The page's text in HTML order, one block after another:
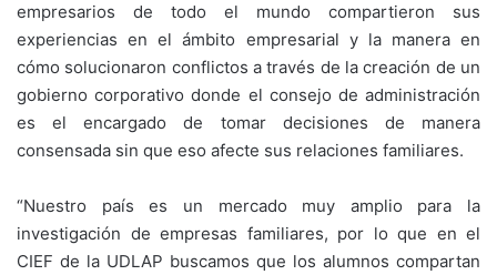
empresarios de todo el mundo compartieron sus
experiencias en el ámbito empresarial y la manera en
cómo solucionaron conflictos a través de la creación de un
gobierno corporativo donde el consejo de administración
es el encargado de tomar decisiones de manera
consensada sin que eso afecte sus relaciones familiares.
“Nuestro país es un mercado muy amplio para la
investigación de empresas familiares, por lo que en el
CIEF de la UDLAP buscamos que los alumnos compartan